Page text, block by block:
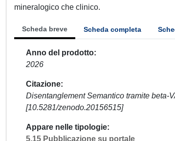
mineralogico che clinico.
Scheda breve Scheda completa
Anno del prodotto
2026
Citazione
Disentanglement Semantico tramite beta-
[10.5281/zenodo.20156515]
Appare nelle tipologie
5.15 Pubblicazione su portale